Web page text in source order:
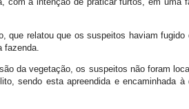
que relatou que os suspeitos haviam fugido
da vegetação, os suspeitos não foram
sendo esta apreendida e encaminhada à